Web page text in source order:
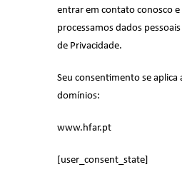
entrar em contato conosco e
processamos dados
de Privacidade.
Seu consentimento se aplica
domínios:
www.hfar.pt
[user_consent_state]